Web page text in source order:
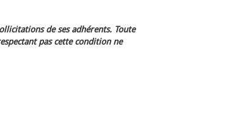
de ses adhérents. Toute
pas cette condition ne